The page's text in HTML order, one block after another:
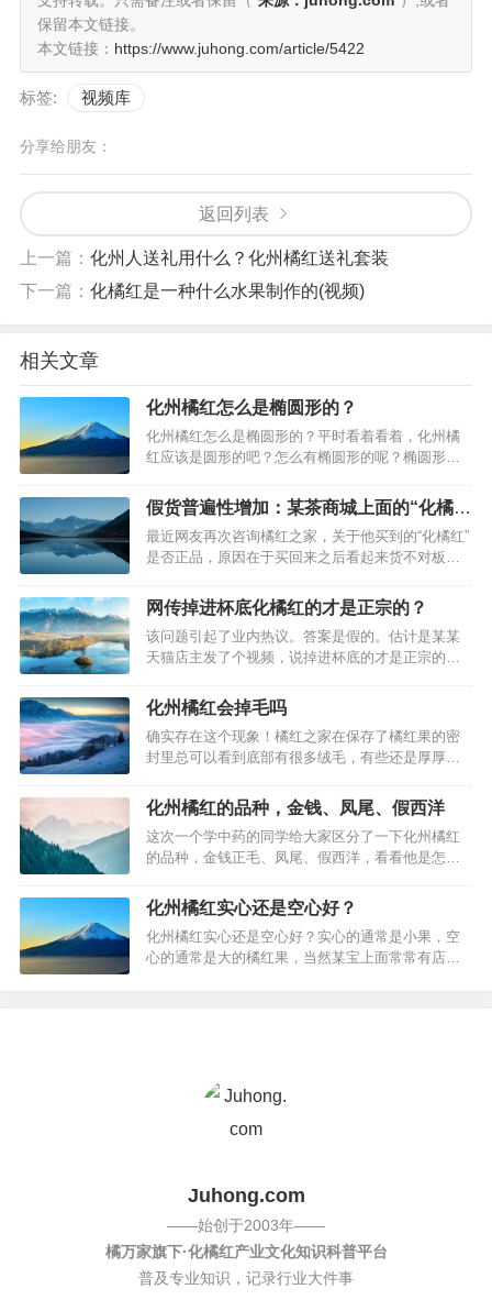
保留本文链接。
本文链接： https://www.juhong.com/article/5422
标签: 视频库
分享给朋友：
返回列表
上一篇： 化州人送礼用什么？化州橘红送礼套装
下一篇： 化橘红是一种什么水果制作的(视频)
相关文章
化州橘红怎么是椭圆形的？
化州橘红怎么是椭圆形的？平时看着看着，化州橘
红应该是圆形的吧？怎么有椭圆形的呢？椭圆形
理性质的压制而来的，和圆形橘红果并没有本质区
别，仅有外观方面的差别。他的用处通常是为了美
观和适应各种礼盒包装的。…
假货普遍性增加：某茶商城上面的“化橘
红”
最近网友再次咨询橘红之家，关于他买到的“化橘红”
是否正品，原因在于买回来之后看起来货不对板。
挥发油），同时看起来毛色基本没有，所以基本可
以判断并非原产地化州市的化橘红。…
网传掉进杯底化橘红的才是正宗的？
该问题引起了业内热议。答案是假的。估计是某某
天猫店主发了个视频，说掉进杯底的才是正宗的化
图，某店铺展示了一个1分钟的视频，试图说明他家
的橘红才是真品，事实上是吗？事实上，化橘红的
生产方向有2条，一条是食品方向，一条是药品方
向。很明显，视频当中右边的杯子的“*…
化州橘红会掉毛吗
确实存在这个现象！橘红之家在保存了橘红果的密
封里总可以看到底部有很多绒毛，有些还是厚厚的
来也是正毛的，除非保存不当超出了10年，绒毛可
能只剩下稀少的了。市面上很多橘红片都没有绒
毛，毛孔粗大，说是陈年橘红片，其实是假冒的，
请注意。…
化州橘红的品种，金钱、凤尾、假西洋
这次一个学中药的同学给大家区分了一下化州橘红
的品种，金钱正毛、凤尾、假西洋，看看他是怎样
呢？…
化州橘红实心还是空心好？
化州橘红实心还是空心好？实心的通常是小果，空
心的通常是大的橘红果，当然某宝上面常常有店家
Juhong.com
——始创于2003年——
橘万家旗下·化橘红产业文化知识科普平台
普及专业知识，记录行业大件事